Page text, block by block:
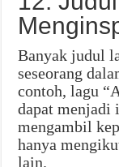
Banyak judul
seseorang
contoh, lagu
dapat menjadi
mengambil
hanya
lain.